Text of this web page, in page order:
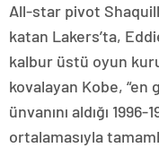
All-star pivot
katan Lakers’ta,
kalbur üstü oyun
kovalayan Kobe, “en
ünvanını aldığı
ortalamasıyla